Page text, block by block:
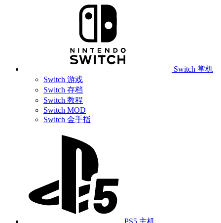
Switch 掌机
Switch 游戏
Switch 存档
Switch 教程
Switch MOD
Switch 金手指